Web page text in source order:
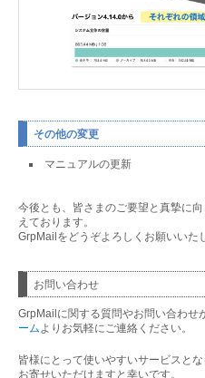
その他の変更
マニュアルの更新
今後とも、皆さまのご要望と真摯に
えております。
GrpMailをどうぞよろしくお願いいた
お問い合わせ
GrpMailに関する質問やお問い合わせ
ーム よりお気軽にご連絡ください。
皆様にとって使いやすいサービスと
お寄せいただけますと幸いです。